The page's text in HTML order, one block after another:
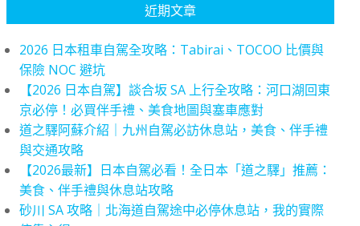
近期文章
2026 日本租車自駕全攻略：Tabirai、TOCOO 比價與
保險 NOC 避坑
【2026 日本自駕】談合坂 SA 上行全攻略：河口湖回東
京必停！必買伴手禮、美食地圖與塞車應對
道之驛阿蘇介紹｜九州自駕必訪休息站，美食、伴手禮
與交通攻略
【2026最新】日本自駕必看！全日本「道之驛」推薦：
美食、伴手禮與休息站攻略
砂川 SA 攻略｜北海道自駕途中必停休息站，我的實際